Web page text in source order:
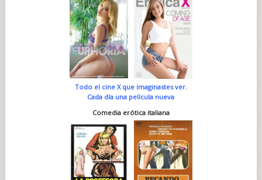
Todo el cine X que imaginastes ver.
Cada día una película nueva
Comedia erótica italiana